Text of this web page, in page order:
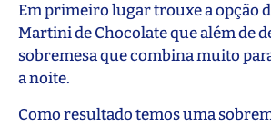
Em primeiro lugar trouxe a opção
Martini de Chocolate que além de
sobremesa que combina muito
a noite.
Como resultado temos uma